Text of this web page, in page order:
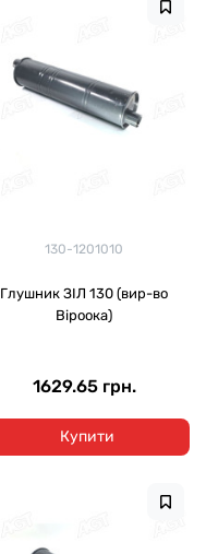
130-1201010
Глушник ЗІЛ 130 (вир-во
Віроока)
1629.65 грн.
Купити